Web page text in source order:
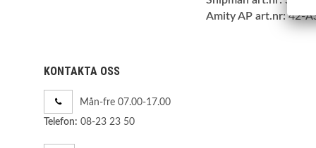
Amity AP art.nr: 42-
KONTAKTA OSS
Mån-fre 07.00-17.00
Telefon: 08-23 23 50